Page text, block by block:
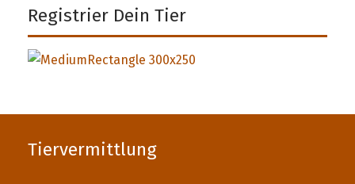
Registrier Dein Tier
Tiervermittlung